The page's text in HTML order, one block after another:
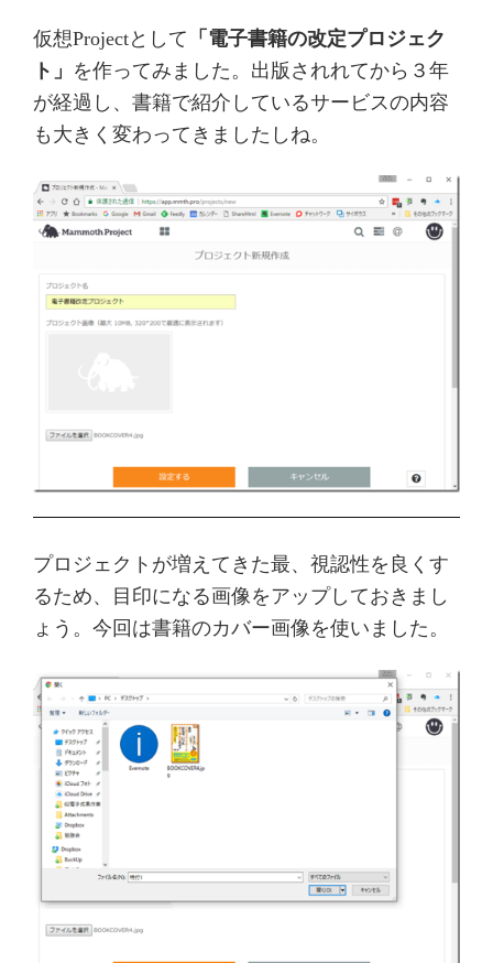
仮想Projectとして 「電子書籍の改定プロジェク
ト」 を作ってみました。出版されれてから３年
が経過し、書籍で紹介しているサービスの内容
も大きく変わってきましたしね。
プロジェクトが増えてきた最、視認性を良くす
るため、目印になる画像をアップしておきまし
ょう。今回は書籍のカバー画像を使いました。